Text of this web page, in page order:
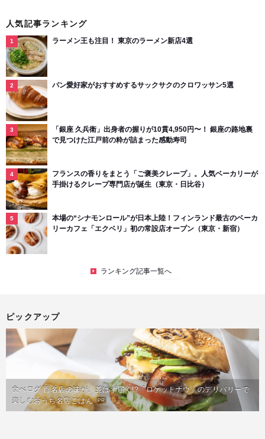
人気記事ランキング
ラーメン王も注目！ 東京のラーメン新店4選
パン愛好家がおすすめするサックサクのクロワッサン5選
「銀座 久兵衛」出身者の握りが10貫4,950円〜！ 銀座の路地裏
で見つけた江戸前の粋が詰まった感動寿司
フランスの香りをまとう「ご褒美クレープ」。人気ベーカリーが
手掛けるクレープ専門店が誕生（東京・日比谷）
本場の“シナモンロール”が日本上陸！フィンランド最古のベーカ
リーカフェ「エクベリ」初の常設店オープン（東京・新宿）
ランキング記事一覧へ
ピックアップ
食べログ 百名店の味が、並ばず届く!?「ロケットナウ」のデリバリーで
楽しむおうち名店ごはん PR